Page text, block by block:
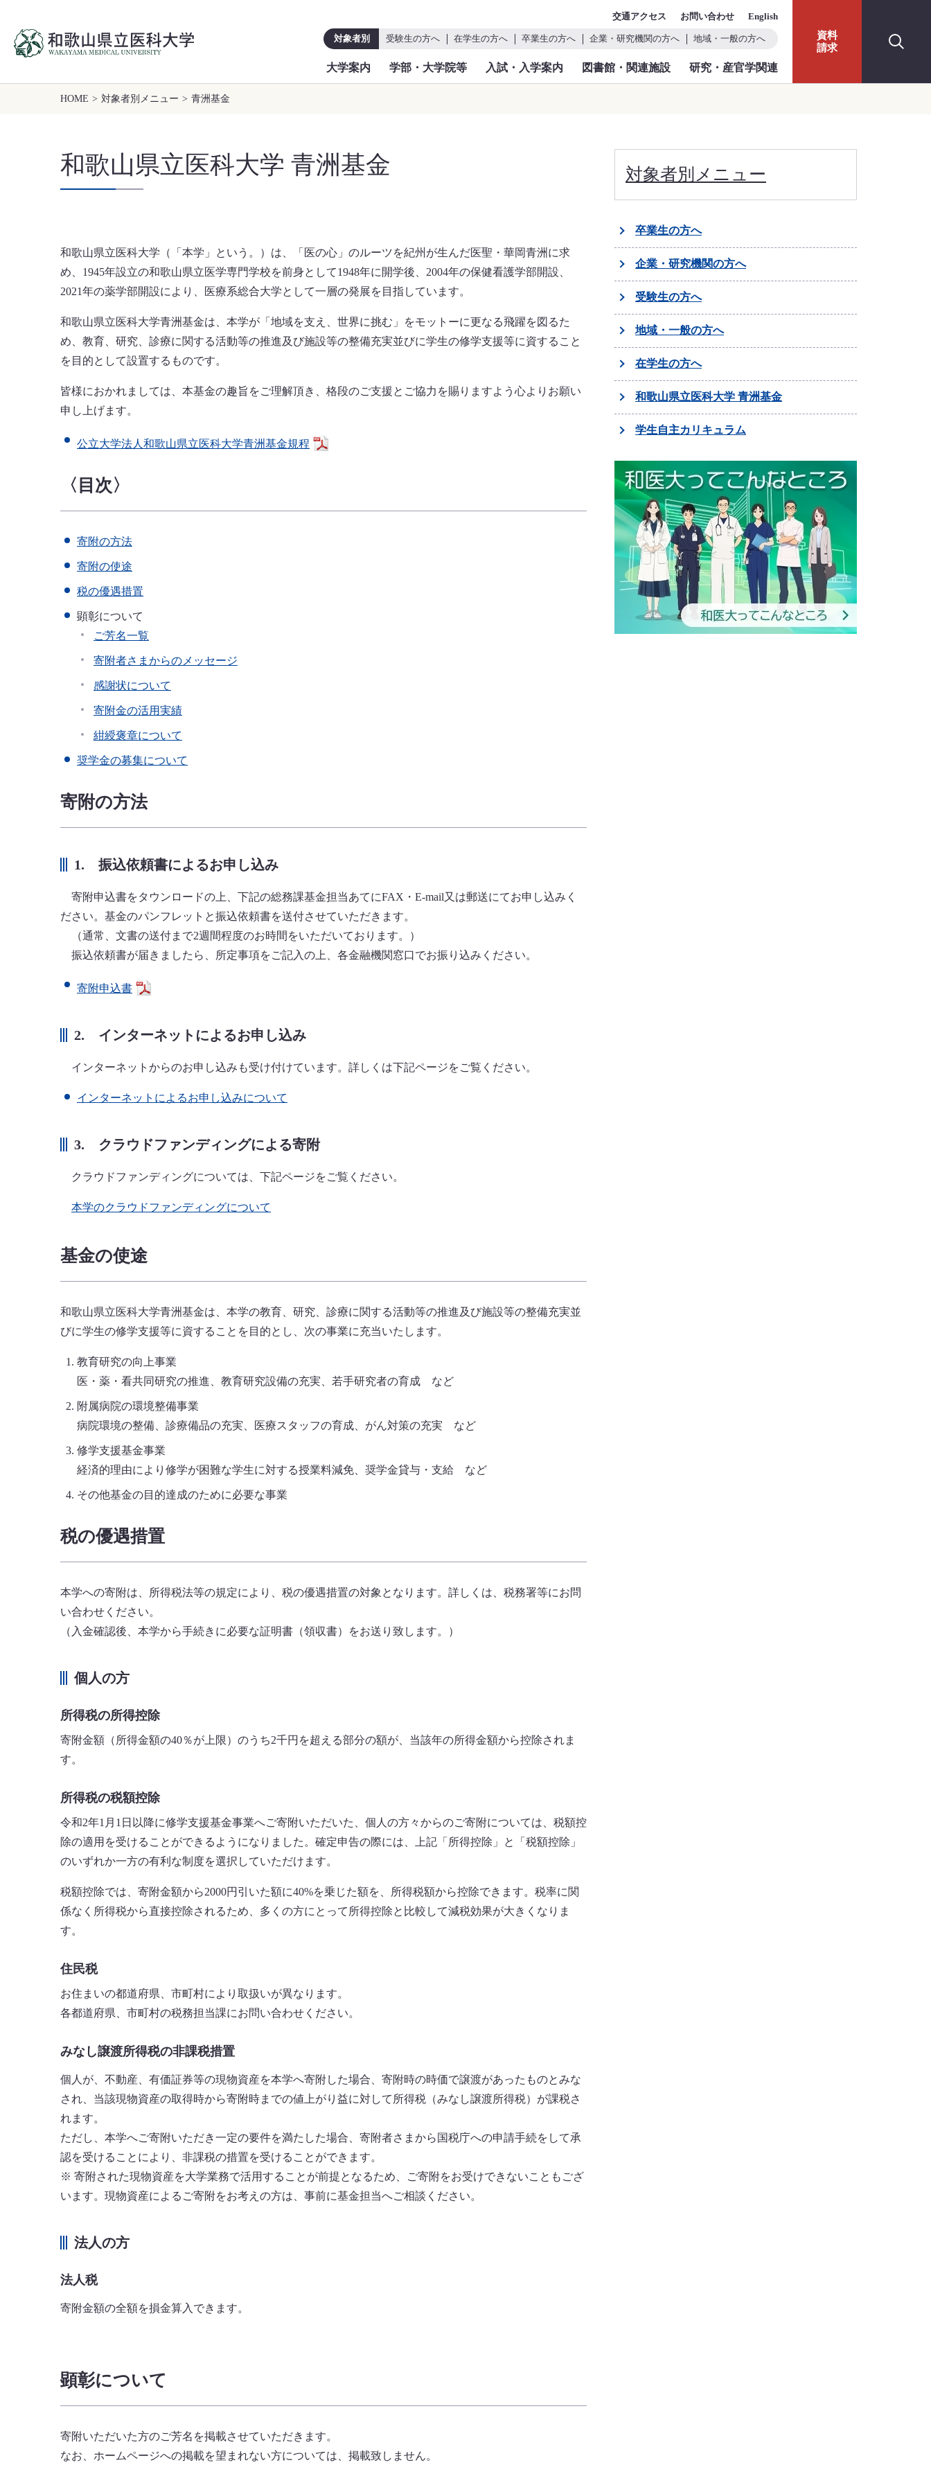
対象者別 受験生の方へ 在学生の方へ 卒業生の方へ 企業・研究機関の方へ 地域・一般の方へ
大学案内 学部・大学院等 入試・入学案内 図書館・関連施設 研究・産官学関連
交通アクセス お問い合わせ English
資料
請求
HOME > 対象者別メニュー > 青洲基金
和歌山県立医科大学 青洲基金
和歌山県立医科大学（「本学」という。）は、「医の心」のルーツを紀州が生んだ医聖・華岡青洲に求
め、1945年設立の和歌山県立医学専門学校を前身として1948年に開学後、2004年の保健看護学部開設、
2021年の薬学部開設により、医療系総合大学として一層の発展を目指しています。
和歌山県立医科大学青洲基金は、本学が「地域を支え、世界に挑む」をモットーに更なる飛躍を図るた
め、教育、研究、診療に関する活動等の推進及び施設等の整備充実並びに学生の修学支援等に資すること
を目的として設置するものです。
皆様におかれましては、本基金の趣旨をご理解頂き、格段のご支援とご協力を賜りますよう心よりお願い
申し上げます。
公立大学法人和歌山県立医科大学青洲基金規程
〈目次〉
寄附の方法
寄附の使途
税の優遇措置
顕彰について​​
ご芳名一覧
寄附者さまからのメッセージ
感謝状について
寄附金の活用実績
​紺綬褒章について
奨学金の募集について
寄附の方法
1. 振込依頼書によるお申し込み
寄附申込書をタウンロードの上、下記の総務課基金担当あてにFAX・E-mail又は郵送にてお申し込みく
ださい。基金のパンフレットと振込依頼書を送付させていただきます。
（通常、文書の送付まで2週間程度のお時間をいただいております。）
振込依頼書が届きましたら、所定事項をご記入の上、各金融機関窓口でお振り込みください。
寄附申込書
2. インターネットによるお申し込み
インターネットからのお申し込みも受け付けています。詳しくは下記ページをご覧ください。
インターネットによるお申し込みについて
3. クラウドファンディングによる寄附
クラウドファンディングについては、下記ページをご覧ください。
本学のクラウドファンディングについて
基金の使途
和歌山県立医科大学青洲基金は、本学の教育、研究、診療に関する活動等の推進及び施設等の整備充実並
びに学生の修学支援等に資することを目的とし、次の事業に充当いたします。
教育研究の向上事業
医・薬・看共同研究の推進、教育研究設備の充実、若手研究者の育成 など
附属病院の環境整備事業
病院環境の整備、診療備品の充実、医療スタッフの育成、がん対策の充実 など
修学支援基金事業
経済的理由により修学が困難な学生に対する授業料減免、奨学金貸与・支給 など
その他基金の目的達成のために必要な事業
税の優遇措置
本学への寄附は、所得税法等の規定により、税の優遇措置の対象となります。詳しくは、税務署等にお問
い合わせください。
（入金確認後、本学から手続きに必要な証明書（領収書）をお送り致します。）
個人の方
所得税の所得控除
寄附金額（所得金額の40％が上限）のうち2千円を超える部分の額が、当該年の所得金額から控除されま
す。
所得税の税額控除
令和2年1月1日以降に修学支援基金事業へご寄附いただいた、個人の方々からのご寄附については、税額控
除の適用を受けることができるようになりました。確定申告の際には、上記「所得控除」と「税額控除」
のいずれか一方の有利な制度を選択していただけます。
税額控除では、寄附金額から2000円引いた額に40%を乗じた額を、所得税額から控除できます。税率に関
係なく所得税から直接控除されるため、多くの方にとって所得控除と比較して減税効果が大きくなりま
す。
住民税
お住まいの都道府県、市町村により取扱いが異なります。
各都道府県、市町村の税務担当課にお問い合わせください。
みなし譲渡所得税の非課税措置
個人が、不動産、有価証券等の現物資産を本学へ寄附した場合、寄附時の時価で譲渡があったものとみな
され、当該現物資産の取得時から寄附時までの値上がり益に対して所得税（みなし譲渡所得税）が課税さ
れます。
ただし、本学へご寄附いただき一定の要件を満たした場合、寄附者さまから国税庁への申請手続をして承
認を受けることにより、非課税の措置を受けることができます。
※ 寄附された現物資産を大学業務で活用することが前提となるため、ご寄附をお受けできないこともござ
います。現物資産によるご寄附をお考えの方は、事前に基金担当へご相談ください。
法人の方
法人税
寄附金額の全額を損金算入できます。
顕彰について
寄附いただいた方のご芳名を掲載させていただきます。
なお、ホームページへの掲載を望まれない方については、掲載致しません。
対象者別メニュー
卒業生の方へ
企業・研究機関の方へ
受験生の方へ
地域・一般の方へ
在学生の方へ
和歌山県立医科大学 青洲基金
学生自主カリキュラム